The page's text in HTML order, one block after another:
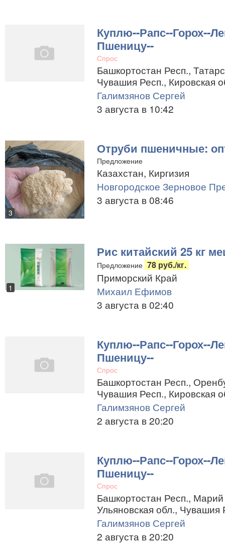
Куплю--Рапс--Горох--
Пшеницу--
Спрос
Башкортостан Респ.,
Чувашия Респ., Кировская
Галимзянов Сергей
3 августа в 10:42
3
Отруби пшеничные:
Предложение
Казахстан, Киргизия
Новгородское Зерновое
3 августа в 08:46
1
Рис китайский 25 кг
Предложение 78 руб./кг.
Приморский Край
Михаил Ефимов
3 августа в 02:40
Куплю--Рапс--Горох--
Пшеницу--
Спрос
Башкортостан Респ.,
Чувашия Респ., Кировская
Галимзянов Сергей
2 августа в 20:20
Куплю--Рапс--Горох--
Пшеницу--
Спрос
Башкортостан Респ.,
Ульяновская обл., Чувашия
Галимзянов Сергей
2 августа в 20:20